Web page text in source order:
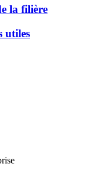
la filière
utiles